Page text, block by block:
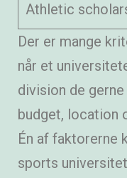
Athletic
Der er mange
når et
division de
budget, location
Én af faktorerne
sports